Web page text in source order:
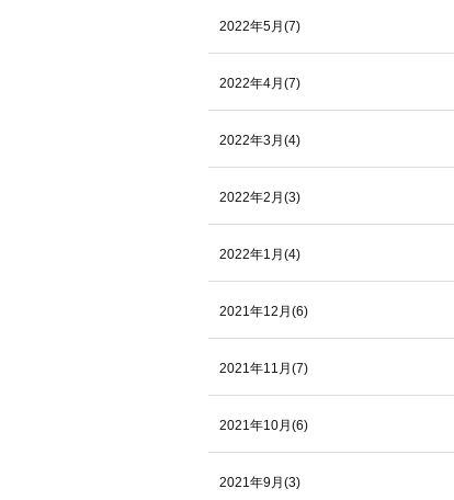
2022年5月(7)
2022年4月(7)
2022年3月(4)
2022年2月(3)
2022年1月(4)
2021年12月(6)
2021年11月(7)
2021年10月(6)
2021年9月(3)